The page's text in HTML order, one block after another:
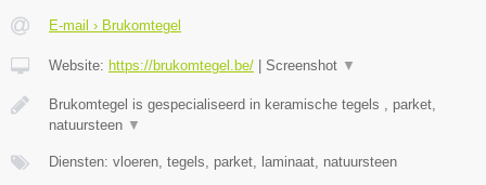
E-mail › Brukomtegel
Website: https://brukomtegel.be/ | Screenshot ▼
Brukomtegel is gespecialiseerd in keramische tegels , parket,
natuursteen ▼
Diensten: vloeren, tegels, parket, laminaat, natuursteen